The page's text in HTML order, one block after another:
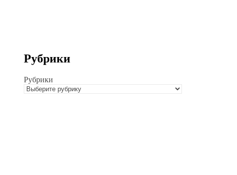
Рубрики
Рубрики